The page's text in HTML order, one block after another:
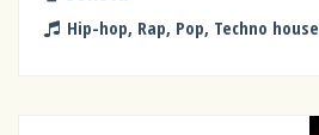
Hip-hop, Rap, Pop, Techno house